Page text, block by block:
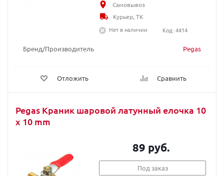
Бренд/Производитель Pegas
Отложить Сравнить
Самовывоз
Курьер, ТК
Нет в наличии
Код: 4414
Pegas Краник шаровой латунный елочка 10
x 10 mm
89 руб.
Под заказ